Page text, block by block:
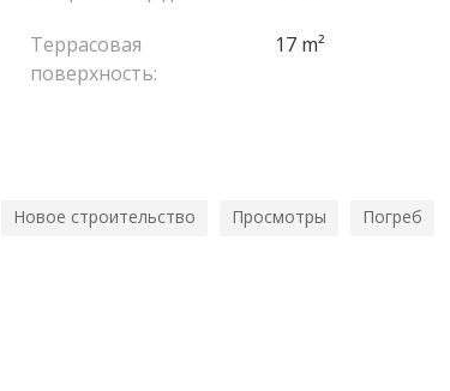
Террасовая
поверхность:
17 m²
Новое строительство Просмотры Погреб